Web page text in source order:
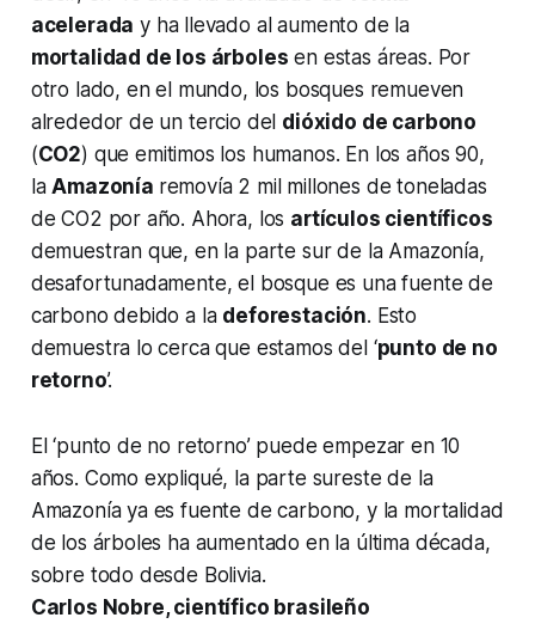
acelerada y ha llevado al aumento de la
mortalidad de los árboles en estas áreas. Por
otro lado, en el mundo, los bosques remueven
alrededor de un tercio del dióxido de carbono
(CO2) que emitimos los humanos. En los años 90,
laAmazonía removía 2 mil millones de toneladas
de CO2 por año. Ahora, los artículos científicos
demuestran que, en la parte sur de la Amazonía,
desafortunadamente, el bosque es una fuente de
carbono debido a la deforestación. Esto
demuestra lo cerca que estamos del ‘punto de no
retorno’.
El ‘punto de no retorno’ puede empezar en 10
años. Como expliqué, la parte sureste de la
Amazonía ya es fuente de carbono, y la mortalidad
de los árboles ha aumentado en la última década,
sobre todo desde Bolivia.
Carlos Nobre, científico brasileño